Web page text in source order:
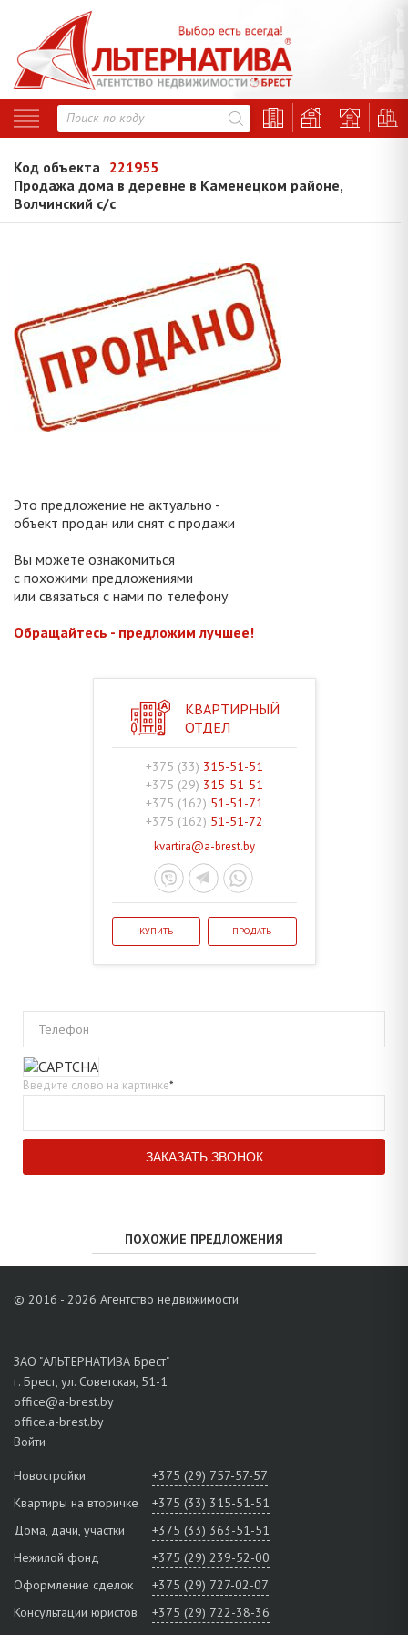
Код объекта 221955
Продажа дома в деревне в Каменецком районе,
Волчинский с/с
Это предложение не актуально -
объект продан или снят с продажи
Вы можете ознакомиться
с похожими предложениями
или связаться с нами по телефону
Обращайтесь - предложим лучшее!
КВАРТИРНЫЙ
ОТДЕЛ
+375 (33) 315-51-51
+375 (29) 315-51-51
+375 (162) 51-51-71
+375 (162) 51-51-72
kvartira@a-brest.by
КУПИТЬ ПРОДАТЬ
Телефон
Введите слово на картинке*
ПОХОЖИЕ ПРЕДЛОЖЕНИЯ
© 2016 - 2026 Агентство недвижимости
ЗАО "АЛЬТЕРНАТИВА Брест"
г. Брест, ул. Советская, 51-1
office@a-brest.by
office.a-brest.by
Войти
Новостройки
+375 (29) 757-57-57
Квартиры на вторичке
+375 (33) 315-51-51
Дома, дачи, участки
+375 (33) 363-51-51
Нежилой фонд
+375 (29) 239-52-00
Оформление сделок
+375 (29) 727-02-07
Консультации юристов
+375 (29) 722-38-36